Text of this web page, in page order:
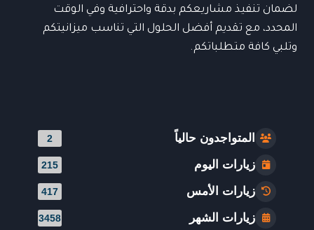
لضمان تنفيذ مشاريعكم بدقة واحترافية وفي الوقت
المحدد، مع تقديم أفضل الحلول التي تناسب ميزانيتكم
وتلبي كافة متطلباتكم.
المتواجدون حالياً 2
زيارات اليوم 215
زيارات الأمس 417
زيارات الشهر 3458